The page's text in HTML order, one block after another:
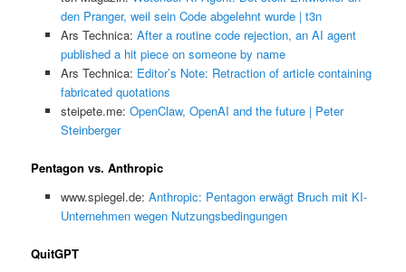
den Pranger, weil sein Code abgelehnt wurde | t3n
Ars Technica: After a routine code rejection, an AI agent
published a hit piece on someone by name
Ars Technica: Editor’s Note: Retraction of article containing
fabricated quotations
steipete.me: OpenClaw, OpenAI and the future | Peter
Steinberger
Pentagon vs. Anthropic
www.spiegel.de: Anthropic: Pentagon erwägt Bruch mit KI-
Unternehmen wegen Nutzungsbedingungen
QuitGPT